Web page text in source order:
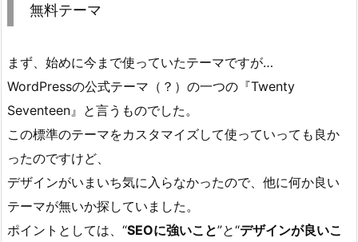
無料テーマ
まず、始めに今まで使っていたテーマですが…
WordPressの公式テーマ（？）の一つの『Twenty
Seventeen』と言うものでした。
この標準のテーマをカスタマイズして使っていっても良か
ったのですけど、
デザインがいまいち気に入らなかったので、他に何か良い
テーマが無いか探していました。
ポイントとしては、“SEOに強いこと”と“デザインが良いこ